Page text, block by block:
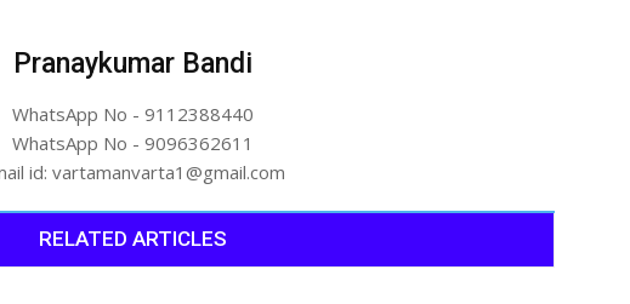
Pranaykumar Bandi
WhatsApp No - 9112388440
WhatsApp No - 9096362611
id: vartamanvarta1@gmail.com
RELATED ARTICLES